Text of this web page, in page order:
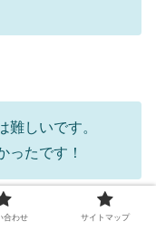
難しいです。
ったです！
ものではございませ
合わせ サイトマップ